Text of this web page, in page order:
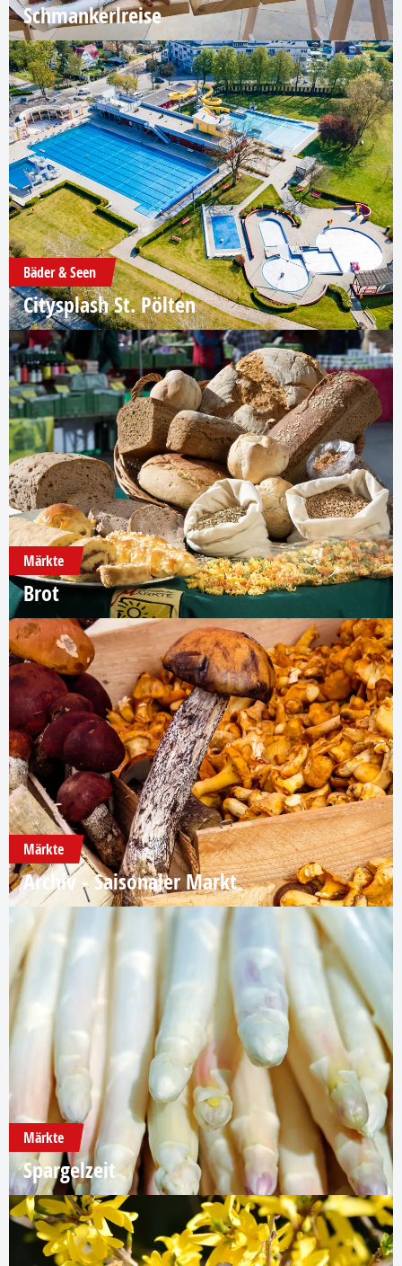
Schmankerlreise
Bäder & Seen
Citysplash St. Pölten
Märkte
Brot
Märkte
Archiv - Saisonaler Markt
Märkte
Spargelzeit